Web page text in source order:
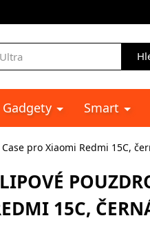
Gadgety Smart
pro Xiaomi Redmi 15C,
15C,